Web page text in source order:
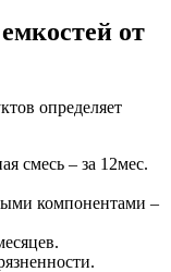
от
определяет
смесь – за 12мес.
компонентами –